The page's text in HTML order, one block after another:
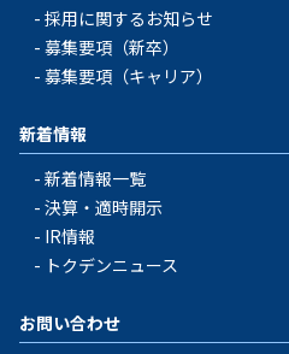
採用に関するお知らせ
募集要項（新卒）
募集要項（キャリア）
新着情報
新着情報一覧
決算・適時開示
IR情報
トクデンニュース
お問い合わせ